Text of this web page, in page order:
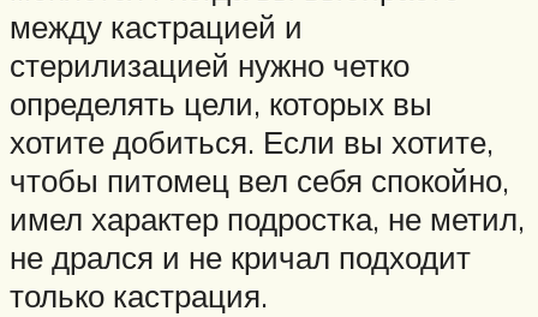
между кастрацией и
стерилизацией нужно четко
определять цели, которых вы
хотите добиться. Если вы хотите,
чтобы питомец вел себя спокойно,
имел характер подростка, не метил,
не дрался и не кричал подходит
только кастрация.